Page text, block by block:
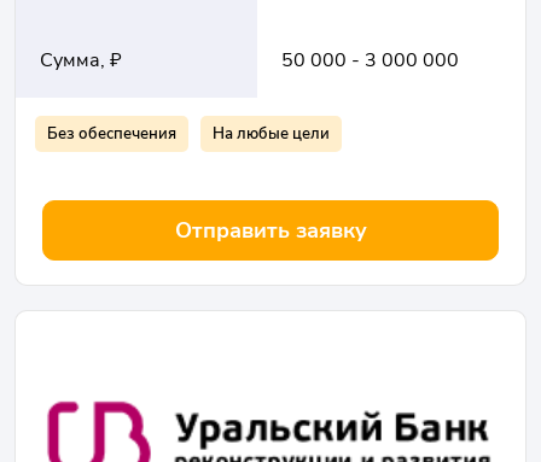
Сумма, ₽ 50 000 - 3 000 000
Без обеспечения На любые цели
Отправить заявку